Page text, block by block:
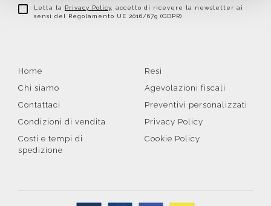
Letta la Privacy Policy , accetto di ricevere la newsletter ai
sensi del Regolamento UE 2016/679 (GDPR)
Home
Chi siamo
Contattaci
Condizioni di vendita
Costi e tempi di
spedizione
Resi
Agevolazioni fiscali
Preventivi personalizzati
Privacy Policy
Cookie Policy